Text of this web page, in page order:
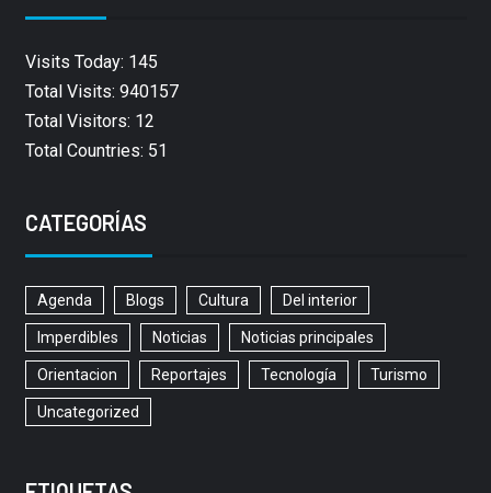
Visits Today: 145
Total Visits: 940157
Total Visitors: 12
Total Countries: 51
CATEGORÍAS
Agenda Blogs Cultura Del interior
Imperdibles Noticias Noticias principales
Orientacion Reportajes Tecnología Turismo
Uncategorized